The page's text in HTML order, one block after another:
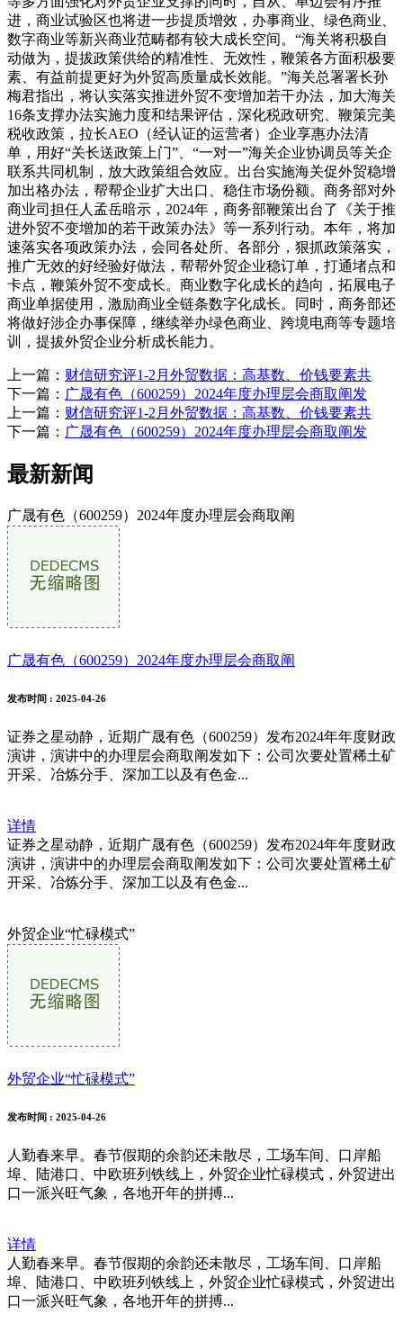
进，商业试验区也将进一步提质增效，办事商业、绿色商业、
数字商业等新兴商业范畴都有较大成长空间。“海关将积极自
动做为，提拔政策供给的精准性、无效性，鞭策各方面积极要
素、有益前提更好为外贸高质量成长效能。”海关总署署长孙
梅君指出，将认实落实推进外贸不变增加若干办法，加大海关
16条支撑办法实施力度和结果评估，深化税政研究、鞭策完美
税收政策，拉长AEO（经认证的运营者）企业享惠办法清
单，用好“关长送政策上门”、“一对一”海关企业协调员等关企
联系共同机制，放大政策组合效应。出台实施海关促外贸稳增
加出格办法，帮帮企业扩大出口、稳住市场份额。商务部对外
商业司担任人孟岳暗示，2024年，商务部鞭策出台了《关于推
进外贸不变增加的若干政策办法》等一系列行动。本年，将加
速落实各项政策办法，会同各处所、各部分，狠抓政策落实，
推广无效的好经验好做法，帮帮外贸企业稳订单，打通堵点和
卡点，鞭策外贸不变成长。商业数字化成长的趋向，拓展电子
商业单据使用，激励商业全链条数字化成长。同时，商务部还
将做好涉企办事保障，继续举办绿色商业、跨境电商等专题培
训，提拔外贸企业分析成长能力。
上一篇： 财信研究评1-2月外贸数据：高基数、价钱要素共
下一篇： 广晟有色（600259）2024年度办理层会商取阐发
上一篇： 财信研究评1-2月外贸数据：高基数、价钱要素共
下一篇： 广晟有色（600259）2024年度办理层会商取阐发
最新新闻
广晟有色（600259）2024年度办理层会商取阐
广晟有色（600259）2024年度办理层会商取阐
发布时间 : 2025-04-26
证券之星动静，近期广晟有色（600259）发布2024年年度财政
演讲，演讲中的办理层会商取阐发如下：公司次要处置稀土矿
开采、冶炼分手、深加工以及有色金...
详情
证券之星动静，近期广晟有色（600259）发布2024年年度财政
演讲，演讲中的办理层会商取阐发如下：公司次要处置稀土矿
开采、冶炼分手、深加工以及有色金...
外贸企业“忙碌模式”
外贸企业“忙碌模式”
发布时间 : 2025-04-26
人勤春来早。春节假期的余韵还未散尽，工场车间、口岸船
埠、陆港口、中欧班列铁线上，外贸企业忙碌模式，外贸进出
口一派兴旺气象，各地开年的拼搏...
详情
人勤春来早。春节假期的余韵还未散尽，工场车间、口岸船
埠、陆港口、中欧班列铁线上，外贸企业忙碌模式，外贸进出
口一派兴旺气象，各地开年的拼搏...